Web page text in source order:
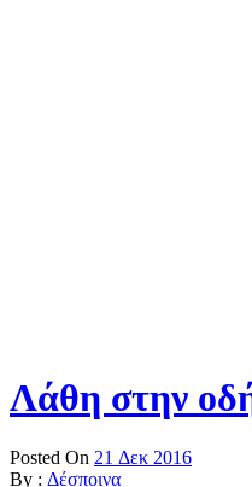
Λάθη στην
Posted On 21 Δεκ 2016
By : Δέσποινα